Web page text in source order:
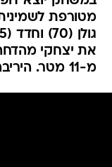
מטורפת
את יצחקי
מ-11 מטר. היריבה הבאה: הפועל עכו